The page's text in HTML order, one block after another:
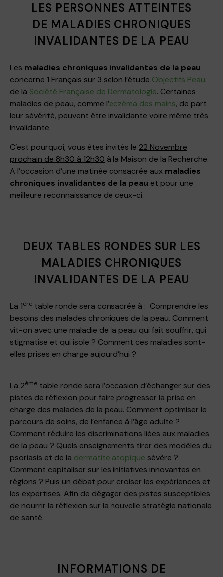
LES PERSONNES ATTEINTES
DE MALADIES CHRONIQUES
INVALIDANTES DE LA PEAU
Les maladies chroniques invalidantes de la peau
concerne 1 Français sur 3 selon l’étude Objectifs Peau
de la Société Française de Dermatologie. Certaines
maladies de peau, comme l’eczéma des mains, de part
leur sévérité, peuvent être invalidante voire même très
invalidante.
C’est pourquoi, vous êtes invités le 22 Novembre
prochain de 8h30 à 12h30 à la Maison de la Recherche.
A l’occasion d’une matinée consacrée aux maladies
chroniques invalidantes de la peau et pour une
meilleure reconnaissance de ceux-ci.
DEUX TABLES RONDES SUR LES
MALADIES CHRONIQUES
INVALIDANTES DE LA PEAU
La 1ère table ronde sera consacrée à : Comprendre les
besoins des malades chroniques de la peau. Comment
vit-on avec une maladie de la peau qui fait souffrir, qui
stigmatise et qui isole ? Comment ces maladies sont-
elles prises en charge aujourd’hui ?
La 2ème table ronde sera l’occasion d’échanger sur des
pistes de réflexion pour faire progresser la prise en
charge des malades de la peau. Comment optimiser le
parcours de soins, de l’enfance à l’âge adulte ?
Comment réduire les discriminations liées aux maladies
de la peau ? Quels enseignements tirer des modèles du
psoriasis et de la dermatite atopique sévère ?
Comment capitaliser sur les initiatives innovantes en
régions ? Puis un débat pour croiser les expériences et
les expertises. Afin de dégager des pistes susceptibles
de nourrir la réflexion sur la nouvelle stratégie nationale
de santé.
INFORMATIONS DE